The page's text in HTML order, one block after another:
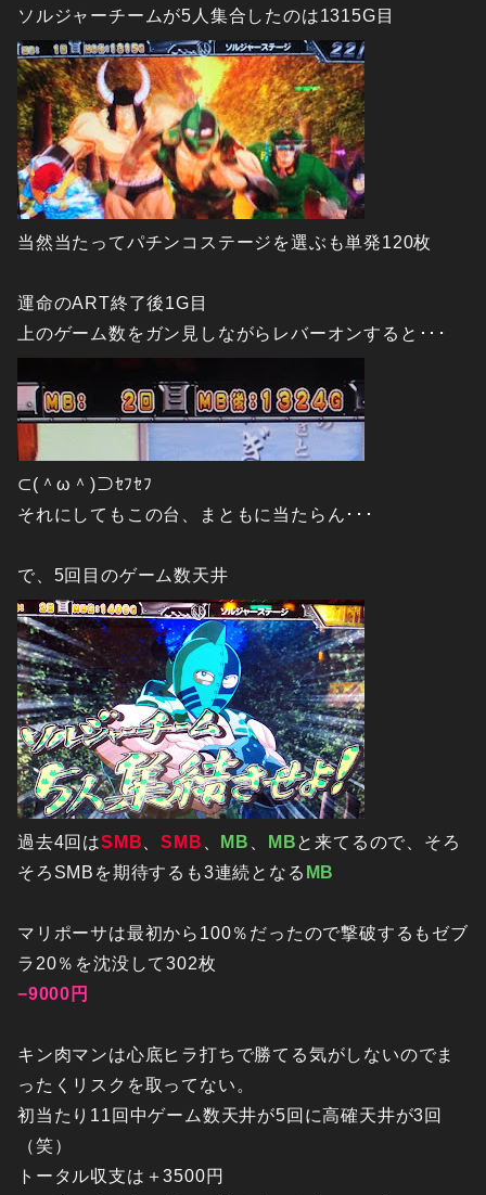
ソルジャーチームが5人集合したのは1315G目
当然当たってパチンコステージを選ぶも単発120枚
運命のART終了後1G目
上のゲーム数をガン見しながらレバーオンすると･･･
⊂(＾ω＾)⊃ｾﾌｾﾌ
それにしてもこの台、まともに当たらん･･･
で、5回目のゲーム数天井
過去4回はSMB 、SMB MB MBと来てるので、そろ
そろSMBを期待するも3連続となる MB
マリポーサは最初から100％だったので撃破するもゼブ
ラ20％を沈没して302枚
−9000円
キン肉マンは心底ヒラ打ちで勝てる気がしないのでま
ったくリスクを取ってない。
初当たり11回中ゲーム数天井が5回に高確天井が3回
（笑）
トータル収支は＋3500円